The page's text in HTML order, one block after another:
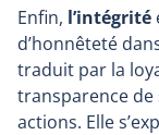
Enfin, l’intégrité
d’honnêteté
traduit par la
transparence de
actions. Elle